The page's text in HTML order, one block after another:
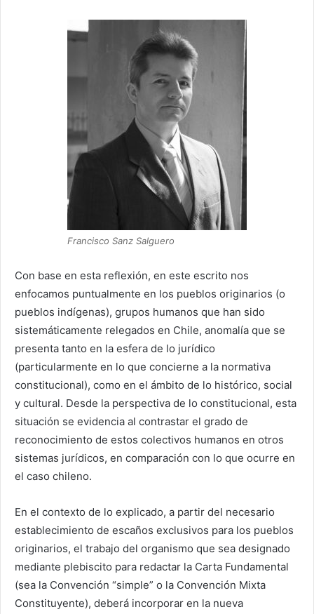
Francisco Sanz Salguero
Con base en esta reflexión, en este escrito nos
enfocamos puntualmente en los pueblos originarios (o
pueblos indígenas), grupos humanos que han sido
sistemáticamente relegados en Chile, anomalía que se
presenta tanto en la esfera de lo jurídico
(particularmente en lo que concierne a la normativa
constitucional), como en el ámbito de lo histórico, social
y cultural. Desde la perspectiva de lo constitucional, esta
situación se evidencia al contrastar el grado de
reconocimiento de estos colectivos humanos en otros
sistemas jurídicos, en comparación con lo que ocurre en
el caso chileno.
En el contexto de lo explicado, a partir del necesario
establecimiento de escaños exclusivos para los pueblos
originarios, el trabajo del organismo que sea designado
mediante plebiscito para redactar la Carta Fundamental
(sea la Convención “simple” o la Convención Mixta
Constituyente), deberá incorporar en la nueva